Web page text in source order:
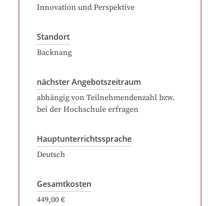
Innovation und Perspektive
Standort
Backnang
nächster Angebotszeitraum
abhängig von Teilnehmendenzahl bzw.
bei der Hochschule erfragen
Hauptunterrichtssprache
Deutsch
Gesamtkosten
449,00 €